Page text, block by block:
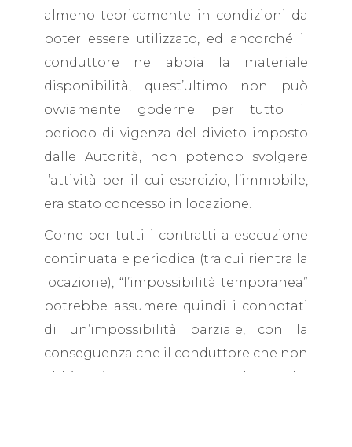
almeno teoricamente in condizioni da
poter essere utilizzato, ed ancorché il
conduttore ne abbia la materiale
disponibilità, quest’ultimo non può
ovviamente goderne per tutto il
periodo di vigenza del divieto imposto
dalle Autorità, non potendo svolgere
l’attività per il cui esercizio, l’immobile,
era stato concesso in locazione.
Come per tutti i contratti a esecuzione
continuata e periodica (tra cui rientra la
locazione), “l’impossibilità temporanea”
potrebbe assumere quindi i connotati
di un’impossibilità parziale, con la
conseguenza che il conduttore che non
abbia interesse a recedere dal